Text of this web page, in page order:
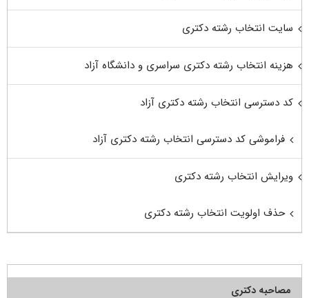
سایت انتخاب رشته دکتری
هزینه انتخاب رشته دکتری سراسری و دانشگاه آزاد
کد دسترسی انتخاب رشته دکتری آزاد
فراموشی کد دسترسی انتخاب رشته دکتری آزاد
ویرایش انتخاب رشته دکتری
حذف اولویت انتخاب رشته دکتری
مصاحبه دکتری